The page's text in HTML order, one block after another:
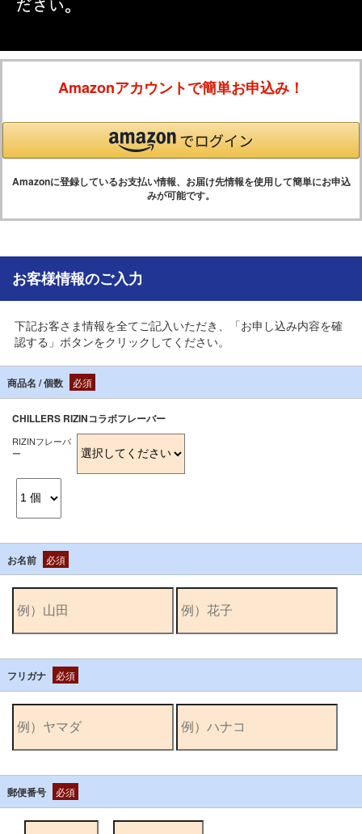
Amazonアカウントで簡単お申込み！
Amazonに登録しているお支払い情報、お届け先情報を使用して簡単にお申込
みが可能です。
お客様情報のご入力
下記お客さま情報を全てご記入いただき、「お申し込み内容を確
認する」ボタンをクリックしてください。
商品名 / 個数 必須
CHILLERS RIZINコラボフレーバー
RIZINフレーバ
ー
お名前 必須
フリガナ 必須
郵便番号 必須